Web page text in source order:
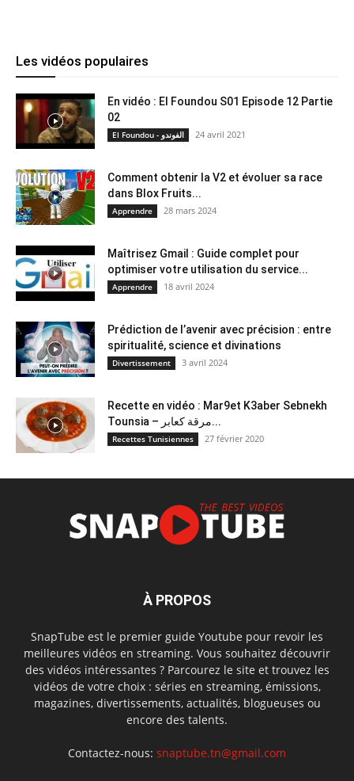
Les vidéos populaires
En vidéo : El Foundou S01 Episode 12 Partie
02
El Foundou - الفوندو 24 avril 2021
Comment obtenir la V2 et évoluer sa race
dans Blox Fruits...
Apprendre 28 mars 2024
Maîtrisez Gmail : Guide complet pour
optimiser votre utilisation du service...
Apprendre 18 avril 2024
Prédiction de l’avenir avec précision : entre
spiritualité, science et divinations
Divertissement 3 avril 2024
Recette en vidéo : Mar9et K3aber Sebnekh
Tounsia – مرقة كعابر...
Recettes Tunisiennes 27 février 2020
À PROPOS
SnapTube est le premier guide Youtube pour revoir les
meilleures vidéos en streaming. Vous souhaitez découvrir
des vidéos intéressantes ? Parcourez le site et trouvez les
vidéos de votre choix : séries en streaming, émissions,
magazines, divertissements, actualités, blogueuses ou
encore des talents.
Contactez-nous: snaptube.tn@gmail.com